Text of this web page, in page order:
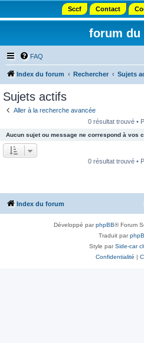
Sccf Contact
forum du
FAQ
Index du forum Rechercher Sujets
Sujets actifs
Aller à la recherche avancée
0 résultat trouvé •
Aucun sujet ou message ne correspond à vos
0 résultat trouvé •
Index du forum
Développé parphpBB® Forum
Traduit par
Style parSide-car
Confidentialité |